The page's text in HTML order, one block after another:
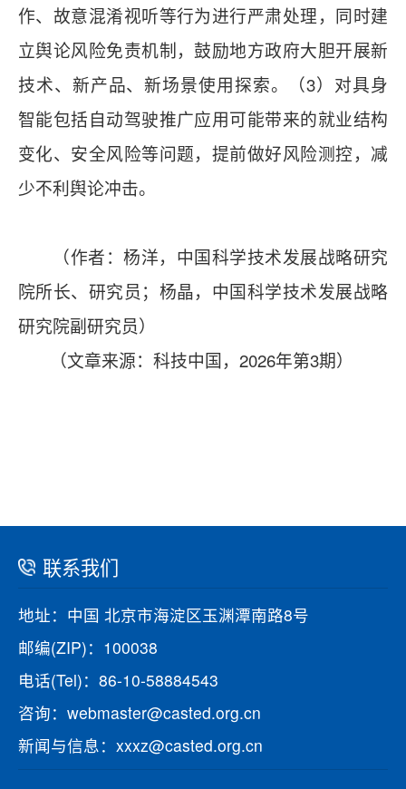
作、故意混淆视听等行为进行严肃处理，同时建
立舆论风险免责机制，鼓励地方政府大胆开展新
技术、新产品、新场景使用探索。（3）对具身
智能包括自动驾驶推广应用可能带来的就业结构
变化、安全风险等问题，提前做好风险测控，减
少不利舆论冲击。
（作者：杨洋，中国科学技术发展战略研究
院所长、研究员；杨晶，中国科学技术发展战略
研究院副研究员）
（文章来源：科技中国，2026年第3期）
联系我们
地址：中国 北京市海淀区玉渊潭南路8号
邮编(ZIP)：100038
电话(Tel)：86-10-58884543
咨询：webmaster@casted.org.cn
新闻与信息：xxxz@casted.org.cn